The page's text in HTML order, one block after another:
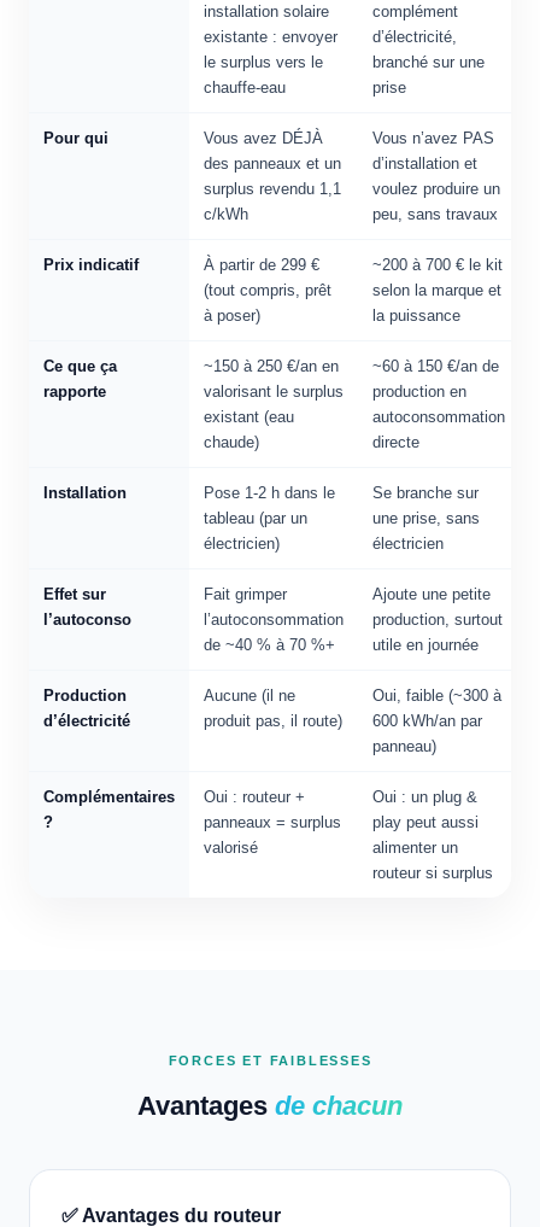
installation solaire
existante : envoyer
le surplus vers le
chauffe-eau
complément
d’électricité,
branché sur une
prise
Pour qui
Vous avez DÉJÀ
des panneaux et un
surplus revendu 1,1
c/kWh
Vous n’avez PAS
d’installation et
voulez produire un
peu, sans travaux
Prix indicatif
À partir de 299 €
(tout compris, prêt
à poser)
~200 à 700 € le kit
selon la marque et
la puissance
Ce que ça
rapporte
~150 à 250 €/an en
valorisant le surplus
existant (eau
chaude)
~60 à 150 €/an de
production en
autoconsommation
directe
Installation
Pose 1-2 h dans le
tableau (par un
électricien)
Se branche sur
une prise, sans
électricien
Effet sur
l’autoconso
Fait grimper
l’autoconsommation
de ~40 % à 70 %+
Ajoute une petite
production, surtout
utile en journée
Production
d’électricité
Aucune (il ne
produit pas, il route)
Oui, faible (~300 à
600 kWh/an par
panneau)
Complémentaires
?
Oui : routeur +
panneaux = surplus
valorisé
Oui : un plug &
play peut aussi
alimenter un
routeur si surplus
FORCES ET FAIBLESSES
Avantages de chacun
✅ Avantages du routeur